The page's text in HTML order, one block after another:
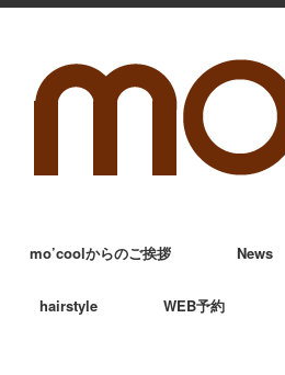
mo’coolからのご挨拶 News
hairstyle WEB予約